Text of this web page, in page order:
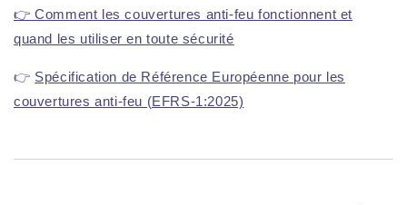
👉 Comment les couvertures anti-feu fonctionnent et
quand les utiliser en toute sécurité
👉 Spécification de Référence Européenne pour les
couvertures anti-feu (EFRS-1:2025)